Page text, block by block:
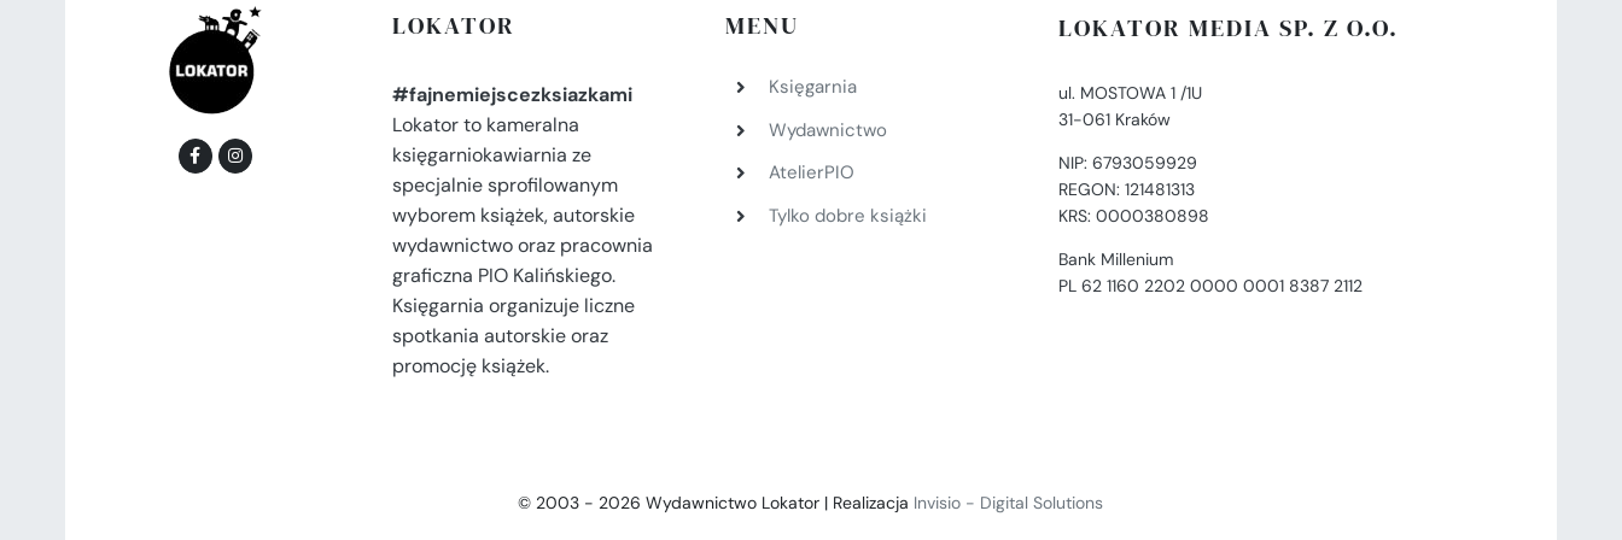
LOKATOR
#fajnemiejscezksiazkami
Lokator to kameralna
księgarniokawiarnia ze
specjalnie sprofilowanym
wyborem książek, autorskie
wydawnictwo oraz pracownia
graficzna PIO Kalińskiego.
Księgarnia organizuje liczne
spotkania autorskie oraz
promocję książek.
MENU
Księgarnia
Wydawnictwo
AtelierPIO
Tylko dobre książki
LOKATOR MEDIA SP. Z O.O.
ul. MOSTOWA 1 /1U
31-061 Kraków
NIP: 6793059929
REGON: 121481313
KRS: 0000380898
Bank Millenium
PL 62 1160 2202 0000 0001 8387 2112
© 2003 - 2026 Wydawnictwo Lokator | Realizacja Invisio - Digital Solutions